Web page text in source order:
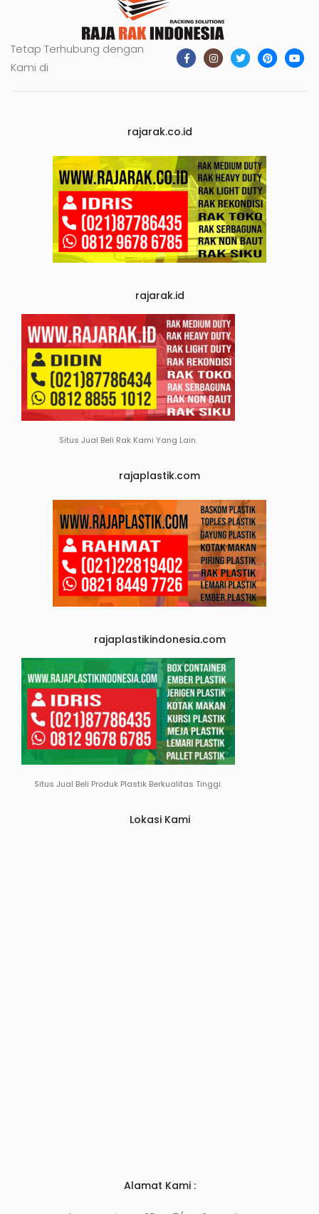
Tetap Terhubung dengan
Kami di
rajarak.co.id
rajarak.id
Situs Jual Beli Rak Kami Yang Lain.
rajaplastik.com
rajaplastikindonesia.com
Situs Jual Beli Produk Plastik Berkualitas Tinggi.
Lokasi Kami
Alamat Kami :